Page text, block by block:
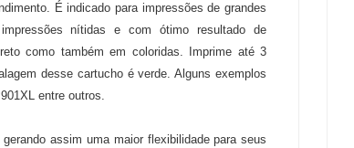
É indicado para impressões de grandes
nítidas e com ótimo resultado de
como também em coloridas. Imprime até 3
desse cartucho é verde. Alguns exemplos
entre outros.
assim uma maior flexibilidade para seus